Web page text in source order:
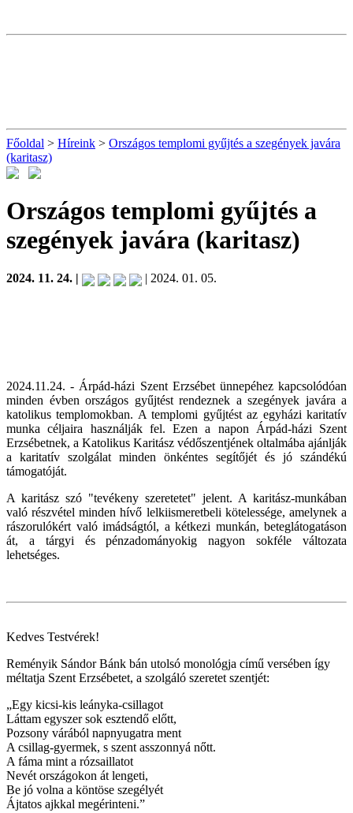
Főoldal > Híreink > Országos templomi gyűjtés a szegények javára
(karitasz)
Országos templomi gyűjtés a
szegények javára (karitasz)
2024. 11. 24. | | 2024. 01. 05.
2024.11.24. - Árpád-házi Szent Erzsébet ünnepéhez kapcsolódóan
minden évben országos gyűjtést rendeznek a szegények javára a
katolikus templomokban. A templomi gyűjtést az egyházi karitatív
munka céljaira használják fel. Ezen a napon Árpád-házi Szent
Erzsébetnek, a Katolikus Karitász védőszentjének oltalmába ajánlják
a karitatív szolgálat minden önkéntes segítőjét és jó szándékú
támogatóját.
A karitász szó "tevékeny szeretetet" jelent. A karitász-munkában
való részvétel minden hívő lelkiismeretbeli kötelessége, amelynek a
rászorulókért való imádságtól, a kétkezi munkán, beteglátogatáson
át, a tárgyi és pénzadományokig nagyon sokféle változata
lehetséges.
Kedves Testvérek!
Reményik Sándor Bánk bán utolsó monológja című versében így
méltatja Szent Erzsébetet, a szolgáló szeretet szentjét:
„Egy kicsi-kis leányka-csillagot
Láttam egyszer sok esztendő előtt,
Pozsony várából napnyugatra ment
A csillag-gyermek, s szent asszonnyá nőtt.
A fáma mint a rózsaillatot
Nevét országokon át lengeti,
Be jó volna a köntöse szegélyét
Ájtatos ajkkal megérinteni.”